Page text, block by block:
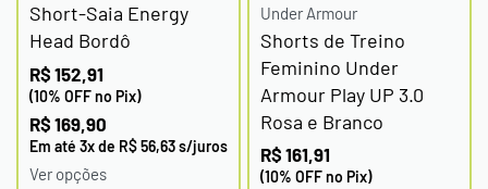
Short-Saia Energy
Head Bordô
R$ 152,91
(10% OFF no Pix)
R$ 169,90
Em até 3x de R$56,63s/juros
Ver opções
Under Armour
Shorts de Treino
Feminino Under
Armour Play UP 3.0
Rosa e Branco
R$ 161,91
(10% OFF no Pix)